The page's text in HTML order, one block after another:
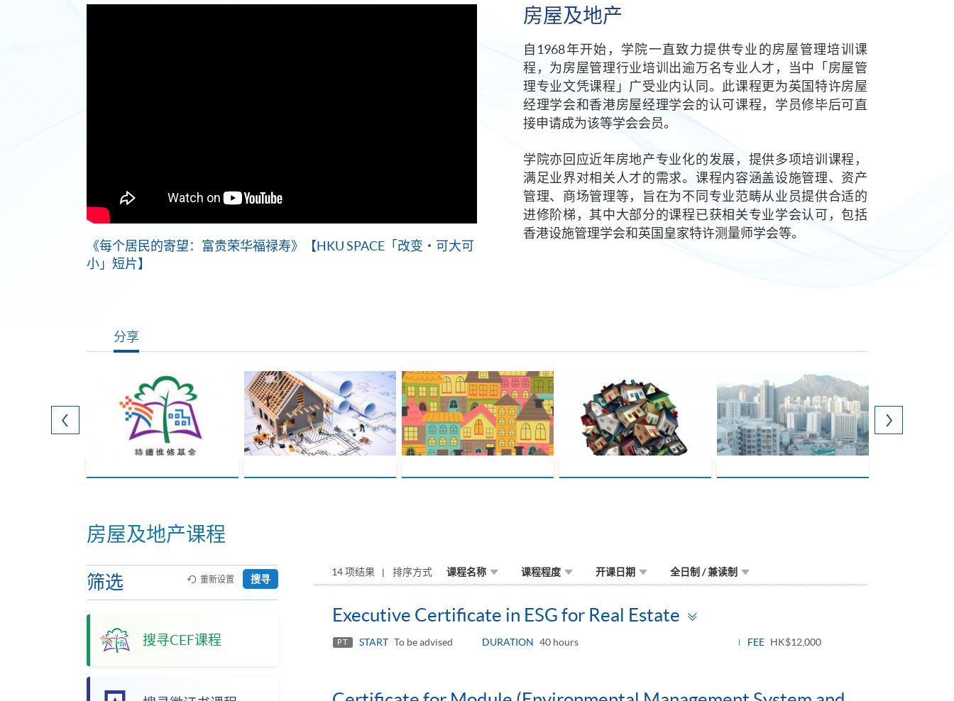
《每个居民的寄望：富贵荣华福禄寿》【HKU SPACE「改变・可大可
小」短片】
房屋及地产
自1968年开始，学院一直致力提供专业的房屋管理培训课
程，为房屋管理行业培训出逾万名专业人才，当中「房屋管
理专业文凭课程」广受业内认同。此课程更为英国特许房屋
经理学会和香港房屋经理学会的认可课程，学员修毕后可直
接申请成为该等学会会员。
学院亦回应近年房地产专业化的发展，提供多项培训课程，
满足业界对相关人才的需求。课程内容涵盖设施管理、资产
管理、商场管理等，旨在为不同专业范畴从业员提供合适的
进修阶梯，其中大部分的课程已获相关专业学会认可，包括
香港设施管理学会和英国皇家特许测量师学会等。
分享
房屋及地产课程
筛选
搜寻CEF课程
重新设置 搜寻
14 项结果 排序方式 课程名称 课程程度 开课日期 全日制 / 兼读制
Executive Certificate in ESG for Real Estate
panel
PT START To be advised DURATION 40 hours FEE HK$12,000